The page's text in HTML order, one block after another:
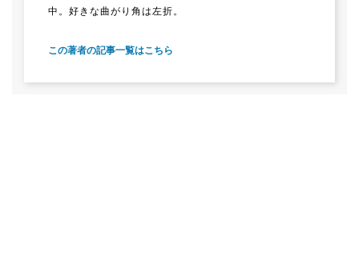
中。好きな曲がり角は左折。
この著者の記事一覧はこちら